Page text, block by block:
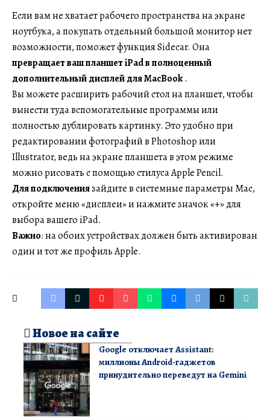
Если вам не хватает рабочего пространства на экране
ноутбука, а покупать отдельный большой монитор нет
возможности, поможет функция Sidecar. Она
превращает ваш планшет iPad в полноценный
дополнительный дисплей для MacBook.
Вы можете расширить рабочий стол на планшет, чтобы
вынести туда вспомогательные программы или
полностью дублировать картинку. Это удобно при
редактировании фотографий в Photoshop или
Illustrator, ведь на экране планшета в этом режиме
можно рисовать с помощью стилуса Apple Pencil.
Для подключениязайдите в системные параметры Mac,
откройте меню «дисплеи» и нажмите значок «+» для
выбора вашего iPad.
Важно: на обоих устройствах должен быть активирован
один и тот же профиль Apple.
Новое на сайте
Google отключает Assistant:
миллионы Android-гаджетов
принудительно переведут на Gemini